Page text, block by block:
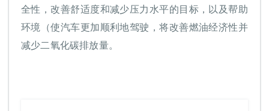
全性，改善舒适度和减少压力水平的目标，以及帮助
环境（使汽车更加顺利地驾驶，将改善燃油经济性并
减少二氧化碳排放量。